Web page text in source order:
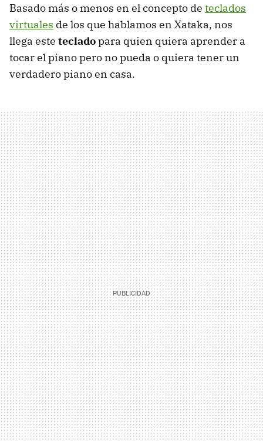
Basado más o menos en el concepto de teclados
virtuales de los que hablamos en Xataka, nos
llega este tecladopara quien quiera aprender a
tocar el piano pero no pueda o quiera tener un
verdadero piano en casa.